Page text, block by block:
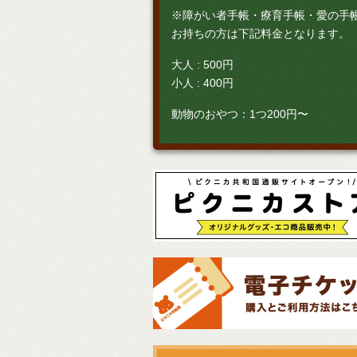
※障がい者手帳・療育手帳・愛の手
お持ちの方は下記料金となります。
大人 : 500円
小人 : 400円
動物のおやつ：1つ200円〜